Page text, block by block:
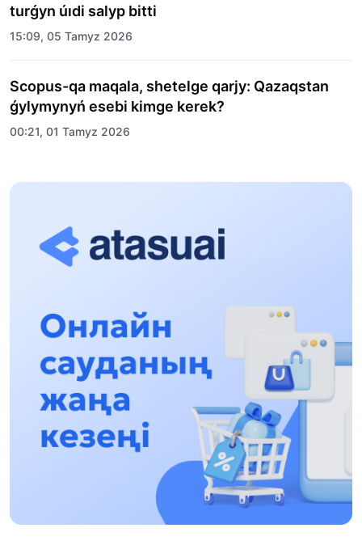
turǵyn úıdi salyp bitti
15:09, 05 Tamyz 2026
Scopus-qa maqala, shetelge qarjy: Qazaqstan
ǵylymynyń esebi kimge kerek?
00:21, 01 Tamyz 2026
«Zań kerýeni» jobasy: Abaı oblysynda quqyqtyq
17:31, 31 Shilde 2026
13:13, 30 Shilde 2026
Asqat Asylbekov: Kúshti bılikke kúshti tulǵalar
kerek!
12:01, 28 Shilde 2026
Abzal Dostıar: Dýman Muhametkárimdi Almaty
túrmesine aýystyrýy múmkin
16:15, 27 Shilde 2026